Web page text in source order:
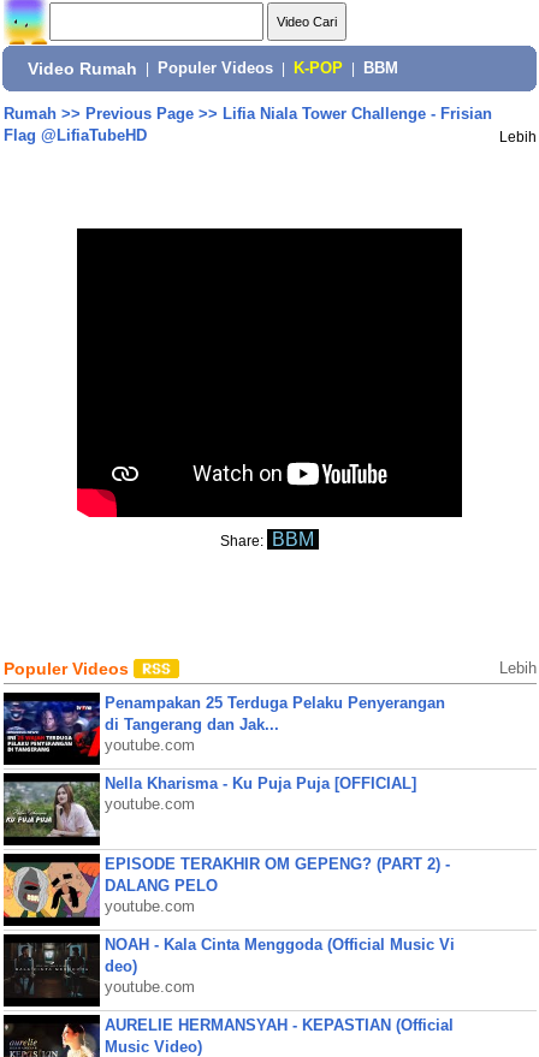
Video Rumah Populer Videos K-POP BBM
Rumah>> Previous Page>> Lifia Niala Tower Challenge - Frisian
Flag @LifiaTubeHD
Lebih
Share: BBM
Populer Videos Lebih
Penampakan 25 Terduga Pelaku Penyerangan
di Tangerang dan Jak...
youtube.com
Nella Kharisma - Ku Puja Puja [OFFICIAL]
youtube.com
EPISODE TERAKHIR OM GEPENG? (PART 2) -
DALANG PELO
youtube.com
NOAH - Kala Cinta Menggoda (Official Music Vi
deo)
youtube.com
AURELIE HERMANSYAH - KEPASTIAN (Official
Music Video)